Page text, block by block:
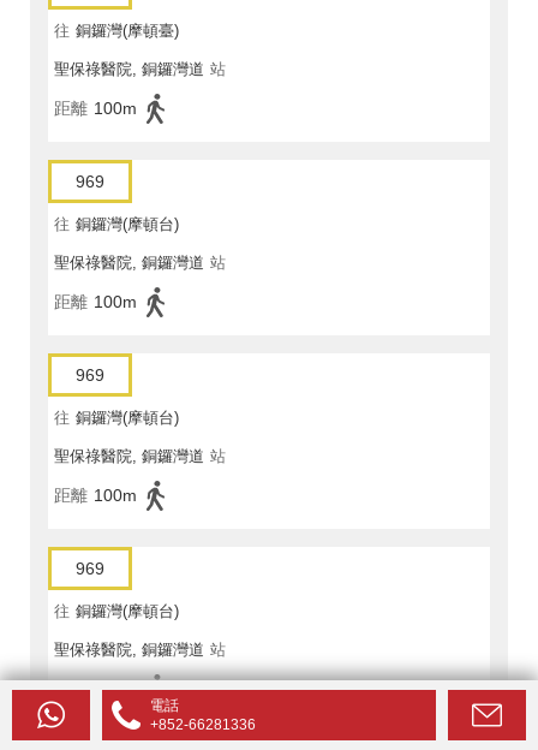
往 銅鑼灣(摩頓臺)
聖保祿醫院, 銅鑼灣道 站
距離 100m
969
往 銅鑼灣(摩頓台)
聖保祿醫院, 銅鑼灣道 站
距離 100m
969
往 銅鑼灣(摩頓台)
聖保祿醫院, 銅鑼灣道 站
距離 100m
969
往 銅鑼灣(摩頓台)
聖保祿醫院, 銅鑼灣道 站
距離 100m
電話
+852-66281336